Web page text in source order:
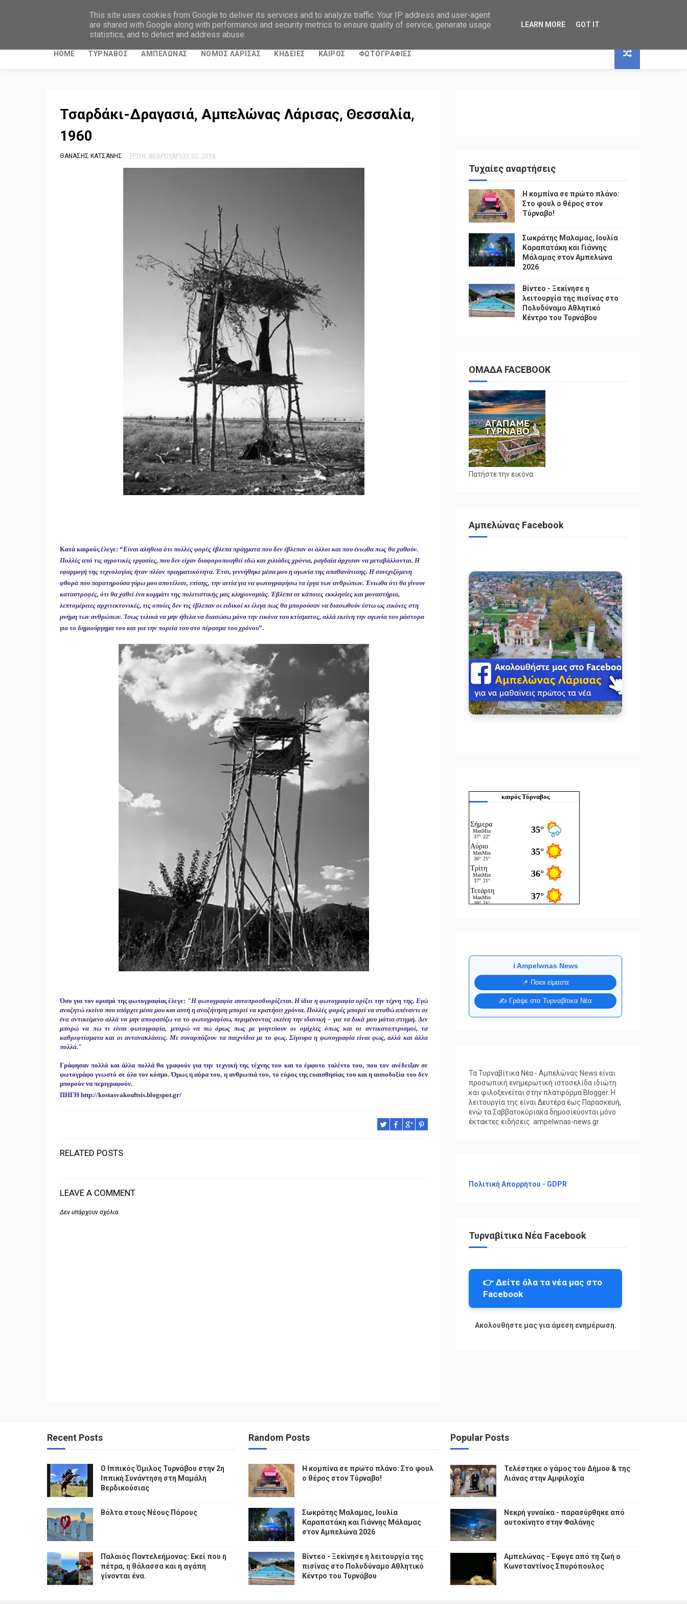
ΤΥΡΝΑΒΙΤΙΚΑ ΝΕΑ
HOME ΤΥΡΝΑΒΟΣ ΑΜΠΕΛΩΝΑΣ ΝΟΜΟΣ ΛΑΡΙΣΑΣ ΚΗΔΕΙΕΣ ΚΑΙΡΟΣ ΦΩΤΟΓΡΑΦΙΕΣ
Τσαρδάκι-Δραγασιά, Αμπελώνας Λάρισας, Θεσσαλία,
1960
ΘΑΝΆΣΗΣ ΚΑΤΣΆΝΗΣ ΤΡΊΤΗ, ΦΕΒΡΟΥΑΡΊΟΥ 02, 2016
Κατά καιρούς έλεγε: “Είναι αλήθεια ότι πολλές φορές έβλεπα πράγματα που δεν έβλεπαν οι άλλοι και που ένιωθα πως θα χαθούν.
Πολλές από τις αγροτικές εργασίες, που δεν είχαν διαφοροποιηθεί εδώ και χιλιάδες χρόνια, ραγδαία άρχισαν να μεταβάλλονται. Η
εφαρμογή της τεχνολογίας ήταν πλέον πραγματικότητα. Έτσι, γεννήθηκε μέσα μου η αγωνία της απαθανάτισης. Η συνεχιζόμενη
φθορά που παρατηρούσα γύρω μου αποτέλεσε, επίσης, την αιτία για να φωτογραφήσω τα έργα των ανθρώπων. Ένιωθα ότι θα γίνουν
καταστροφές, ότι θα χαθεί ένα κομμάτι της πολιτιστικής μας κληρονομιάς. Έβλεπα σε κάποιες εκκλησίες και μοναστήρια,
λεπτομέρειες αρχιτεκτονικές, τις οποίες δεν τις έβλεπαν οι ειδικοί κι έλεγα πως θα μπορούσαν να διασωθούν έστω ως εικόνες στη
μνήμη των ανθρώπων. Ίσως τελικά να μην ήθελα να διασώσω μόνο την εικόνα του κτίσματος, αλλά εκείνη την αγωνία του μάστορα
για το δημιούργημα του και για την πορεία του στο πέρασμα του χρόνου”.
Όσο για τον ορισμό της φωτογραφίας έλεγε: "Η φωτογραφία αυτοπροσδιορίζεται. Η ίδια η φωτογραφία ορίζει την τέχνη της. Εγώ
αναζητώ εκείνο που υπάρχει μέσα μου και αυτή η αναζήτηση μπορεί να κρατήσει χρόνια. Πολλές φορές μπορεί να σταθώ απέναντι σε
ένα αντικείμενο αλλά να μην αποφασίζω να το φωτογραφίσω, περιμένοντας εκείνη την ιδανική – για τα δικά μου μάτια στιγμή. Δεν
μπορώ να πω τι είναι φωτογραφία, μπορώ να πω όμως πως με γοητεύουν οι ομίχλες όπως και οι αντικατοπτρισμοί, τα
καθρεφτίσματα και οι αντανακλάσεις. Με συναρπάζουν τα παιχνίδια με το φως. Σίγουρα η φωτογραφία είναι φως, αλλά και άλλα
πολλά."
Γράφησαν πολλά και άλλα πολλά θα γραφούν για την τεχνική της τέχνης του και το έμφυτο ταλέντο του, που τον ανέδειξαν σε
φωτογράφο γνωστό σε όλο τον κόσμο. Όμως η αύρα του, η ανθρωπιά του, το εύρος της ευαισθησίας του και η αισιοδοξία του δεν
μπορούν να περιγραφούν.
ΠΗΓΗ http://kostasvakouftsis.blogspot.gr/
RELATED POSTS
LEAVE A COMMENT
Δεν υπάρχουν σχόλια
Τυχαίες αναρτήσεις
Η κομπίνα σε πρώτο πλάνο:
Στο φουλ ο θέρος στον
Τύρναβο!
Σωκράτης Μαλαμας, Ιουλία
Καραπατάκη και Γιάννης
Μάλαμας στον Αμπελώνα
2026
Βίντεο - Ξεκίνησε η
λειτουργία της πισίνας στο
Πολυδύναμο Αθλητικό
Κέντρο του Τυρνάβου
ΟΜΑΔΑ FACEBOOK
Πατήστε την εικόνα
Αμπελώνας Facebook
καιρός Τύρναβος
ℹ️ Ampelwnas News
📌 Ποιοι είμαστε
✍️ Γράψε στα Τυρναβίτικα Νέα
Τα Τυρναβίτικα Νέα - Αμπελώνας News είναι
προσωπική ενημερωτική ιστοσελίδα ιδιώτη
και φιλοξενείται στην πλατφόρμα Blogger. Η
λειτουργία της είναι Δευτέρα έως Παρασκευή,
ενώ τα Σαββατοκύριακα δημοσιεύονται μόνο
έκτακτες ειδήσεις. ampelwnas-news.gr
Πολιτική Απορρήτου - GDPR
Τυρναβίτικα Νέα Facebook
👉 Δείτε όλα τα νέα μας στο
Facebook
Ακολουθήστε μας για άμεση ενημέρωση.
Recent Posts
Ο Ιππικός Όμιλος Τυρνάβου στην 2η
Ιππική Συνάντηση στη Μαμάλη
Βερδικούσιας
Βόλτα στους Νέους Πόρους
Παλαιός Παντελεήμονας: Εκεί που η
πέτρα, η θάλασσα και η αγάπη
γίνονται ένα.
Random Posts
Η κομπίνα σε πρώτο πλάνο: Στο φουλ
ο θέρος στον Τύρναβο!
Σωκράτης Μαλαμας, Ιουλία
Καραπατάκη και Γιάννης Μάλαμας
στον Αμπελώνα 2026
Βίντεο - Ξεκίνησε η λειτουργία της
πισίνας στο Πολυδύναμο Αθλητικό
Κέντρο του Τυρνάβου
Popular Posts
Τελέστηκε ο γάμος του Δήμου & της
Λιάνας στην Αμφιλοχία
Νεκρή γυναίκα - παρασύρθηκε από
αυτοκίνητο στην Φαλάνης
Αμπελώνας - Έφυγε από τη ζωή ο
Κωνσταντίνος Σπυρόπουλος
This site uses cookies from Google to deliver its services and to analyze traffic. Your IP address and user-agent
are shared with Google along with performance and security metrics to ensure quality of service, generate usage
statistics, and to detect and address abuse.
LEARN MORE GOT IT